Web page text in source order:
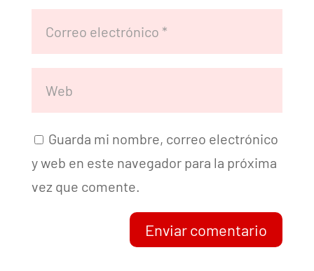
Guarda mi nombre, correo electrónico
y web en este navegador para la próxima
vez que comente.
Enviar comentario